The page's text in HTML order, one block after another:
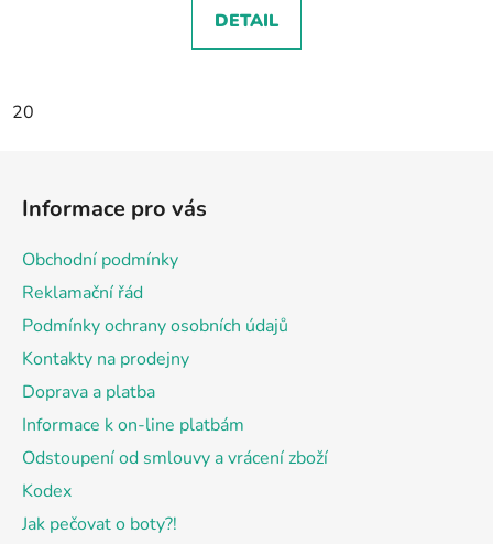
DETAIL
20
Informace pro vás
Obchodní podmínky
Reklamační řád
Podmínky ochrany osobních údajů
Kontakty na prodejny
Doprava a platba
Informace k on-line platbám
Odstoupení od smlouvy a vrácení zboží
Kodex
Jak pečovat o boty?!